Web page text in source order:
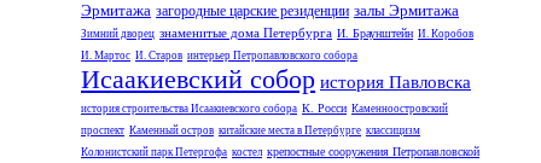
Эрмитажа загородные царские резиденции залы Эрмитажа
Зимний дворец знаменитые дома Петербурга И. Браунштейн И. Коробов
И. Мартос И. Старов интерьер Петропавловского собора
Исаакиевский собор история Павловска
история строительства Исаакиевского собора К. Росси Каменноостровский
проспект Каменный остров китайские места в Петербурге классицизм
Колонистский парк Петергофа костел крепостные сооружения Петропавловской